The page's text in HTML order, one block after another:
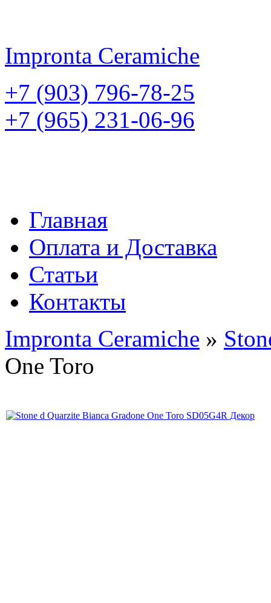
Impronta Ceramiche
+7 (903) 796-78-25
+7 (965) 231-06-96
Главная
Оплата и Доставка
Статьи
Контакты
Impronta Ceramiche »
One Toro